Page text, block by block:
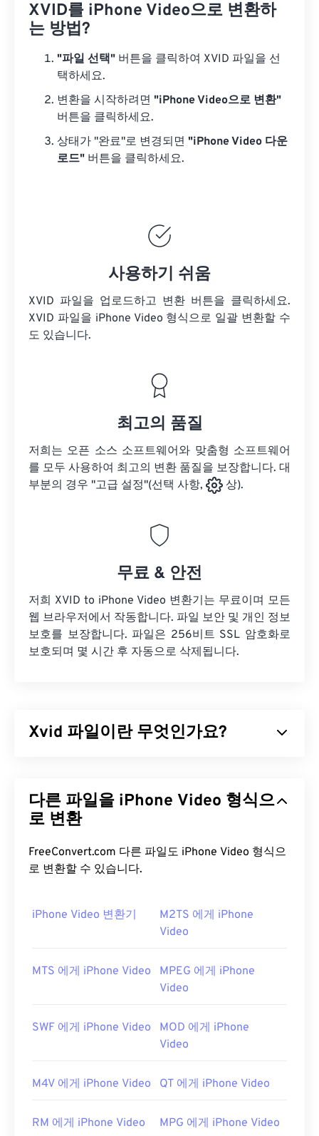
XVID를 iPhone Video으로 변환하
는 방법?
"파일 선택" 버튼을 클릭하여 XVID 파일을 선
택하세요.
변환을 시작하려면 "iPhone Video으로 변환"
버튼을 클릭하세요.
상태가 "완료"로 변경되면 "iPhone Video 다운
로드" 버튼을 클릭하세요.
사용하기 쉬움
XVID 파일을 업로드하고 변환 버튼을 클릭하세요.
XVID 파일을 iPhone Video 형식으로 일괄 변환할 수
도 있습니다.
최고의 품질
저희는 오픈 소스 소프트웨어와 맞춤형 소프트웨어
를 모두 사용하여 최고의 변환 품질을 보장합니다. 대
부분의 경우 "고급 설정"(선택 사항,
상).
무료 & 안전
저희 XVID to iPhone Video 변환기는 무료이며 모든
웹 브라우저에서 작동합니다. 파일 보안 및 개인 정보
보호를 보장합니다. 파일은 256비트 SSL 암호화로
보호되며 몇 시간 후 자동으로 삭제됩니다.
Xvid 파일이란 무엇인가요?
에 따라 배포되며, ISO MPEG-4 표준을 구현합니다.
"손실압축"을 사용하지만 높은 수준의 품질을 유지
를 보고 맬웨어를 검사할 수 있다는 것입니다. 오늘날
의 컴퓨팅 환경에서 이는 매우 유용한 보안 기능이며,
Xvid 파일을 어떻게 여나요?
오픈 소스소프트웨어인 Xvid는 거의 모든 일반 플랫
DivX는Xvid를 PC용으로 개발했
실행됩니다.
어 플레이어와 MPlayer가
있습니다. 현재 Xvid는 자
막이나 대화형 메뉴를 지원하지 않지만, 이러한 기능
어AutoGK가 있습니다.
다른 파일을 iPhone Video 형식으
로 변환
FreeConvert.com 다른 파일도 iPhone Video 형식으
로 변환할 수 있습니다.
iPhone Video 변환기
M2TS 에게 iPhone
Video
MTS 에게 iPhone Video
MPEG 에게 iPhone
Video
SWF 에게 iPhone Video
MOD 에게 iPhone
Video
M4V 에게 iPhone Video QT 에게 iPhone Video
RM 에게 iPhone Video MPG 에게 iPhone Video